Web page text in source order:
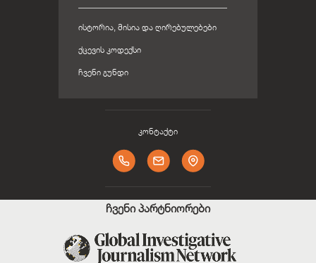
ᲘᲡᲢᲝᲠᲘᲐ, ᲛᲘᲡᲘᲐ ᲓᲐ ᲦᲘᲠᲔᲑᲣᲚᲔᲑᲔᲑᲘ
ᲥᲪᲔᲕᲘᲡ ᲙᲝᲓᲔᲥᲡᲘ
ᲩᲕᲔᲜᲘ ᲒᲣᲜᲓᲘ
კონტაქტი
ჩვენი პარტნიორები